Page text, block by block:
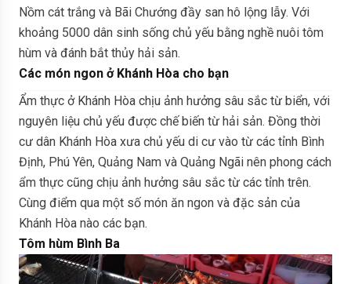
Nồm cát trắng và Bãi Chướng đầy san hô lộng lẫy. Với
khoảng 5000 dân sinh sống chủ yếu bằng nghề nuôi tôm
hùm và đánh bắt thủy hải sản.
Các món ngon ở Khánh Hòa cho bạn
Ẩm thực ở Khánh Hòa chịu ảnh hưởng sâu sắc từ biển, với
nguyên liệu chủ yếu được chế biến từ hải sản. Đồng thời
cư dân Khánh Hòa xưa chủ yếu di cư vào từ các tỉnh Bình
Định, Phú Yên, Quảng Nam và Quảng Ngãi nên phong cách
ẩm thực cũng chịu ảnh hưởng sâu sắc từ các tỉnh trên.
Cùng điểm qua một số món ăn ngon và đặc sản của
Khánh Hòa nào các bạn.
Tôm hùm Bình Ba